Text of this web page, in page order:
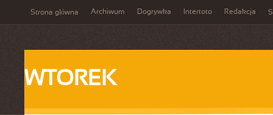
Strona główna Archiwum Dogrywka Intertoto Redakcja
WTOREK